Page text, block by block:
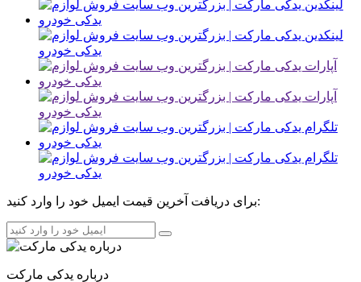
برای دریافت آخرین قیمت ایمیل خود را وارد کنید:
درباره یدکی مارکت